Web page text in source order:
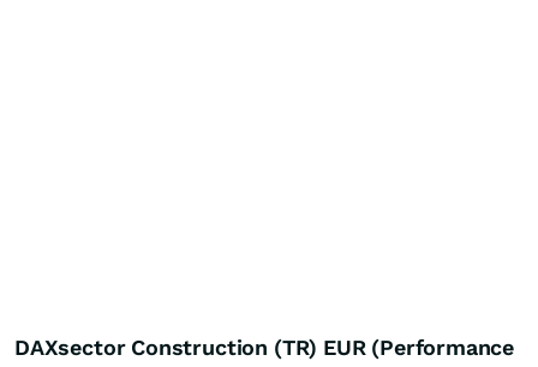
DAXsector Construction (TR) EUR (Performance